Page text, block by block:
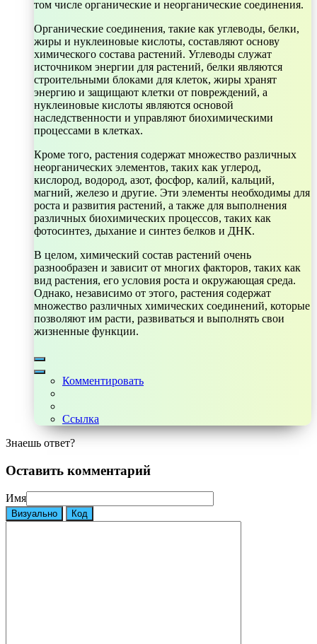
том числе органические и неорганические соединения.
Органические соединения, такие как углеводы, белки,
жиры и нуклеиновые кислоты, составляют основу
химического состава растений. Углеводы служат
источником энергии для растений, белки являются
строительными блоками для клеток, жиры хранят
энергию и защищают клетки от повреждений, а
нуклеиновые кислоты являются основой
наследственности и управляют биохимическими
процессами в клетках.
Кроме того, растения содержат множество различных
неорганических элементов, таких как углерод,
кислород, водород, азот, фосфор, калий, кальций,
магний, железо и другие. Эти элементы необходимы для
роста и развития растений, а также для выполнения
различных биохимических процессов, таких как
фотосинтез, дыхание и синтез белков и ДНК.
В целом, химический состав растений очень
разнообразен и зависит от многих факторов, таких как
вид растения, его условия роста и окружающая среда.
Однако, независимо от этого, растения содержат
множество различных химических соединений, которые
позволяют им расти, развиваться и выполнять свои
жизненные функции.
Комментировать
Ссылка
Знаешь ответ?
Оставить комментарий
Имя
Визуально Код